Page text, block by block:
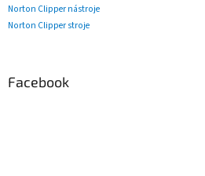
Norton Clipper nástroje
Norton Clipper stroje
Facebook